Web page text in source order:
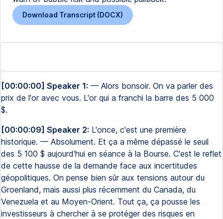
Download Transcript (DOCX)
[00:00:00] Speaker 1: — Alors bonsoir. On va parler des
prix de l'or avec vous. L'or qui a franchi la barre des 5 000
$.
[00:00:09] Speaker 2: L'once, c'est une première
historique. — Absolument. Et ça a même dépassé le seuil
des 5 100 $ aujourd'hui en séance à la Bourse. C'est le reflet
de cette hausse de la demande face aux incertitudes
géopolitiques. On pense bien sûr aux tensions autour du
Groenland, mais aussi plus récemment du Canada, du
Venezuela et au Moyen-Orient. Tout ça, ça pousse les
investisseurs à chercher à se protéger des risques en